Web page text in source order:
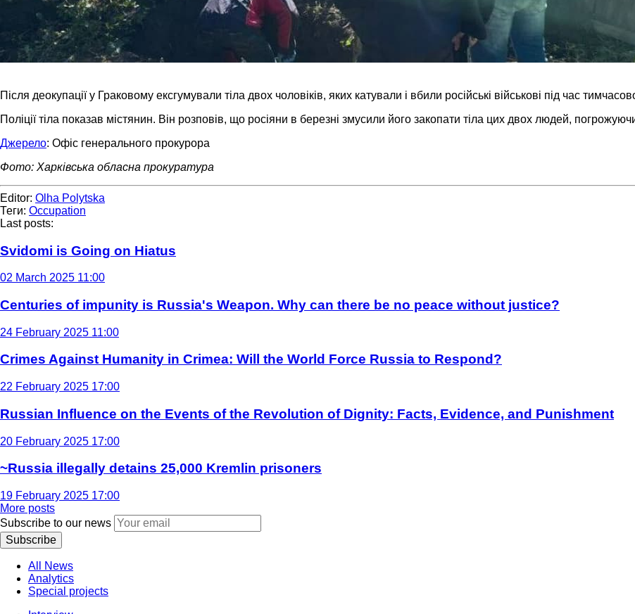
Після деокупації у Граковому ексгумували тіла двох чоловіків, яких катували і вбили російські військові під час
Поліції тіла показав містянин. Він розповів, що росіяни в березні змусили його закопати тіла цих двох людей,
Джерело: Офіс генерального прокурора
Фото: Харківська обласна прокуратура
Editor: Olha Polytska
Теги: Occupation
Last posts:
Svidomi is Going on Hiatus
02 March 2025 11:00
Centuries of impunity is Russia's Weapon. Why can there be no peace without justice?
24 February 2025 11:00
Crimes Against Humanity in Crimea: Will the World Force Russia to Respond?
22 February 2025 17:00
Russian Influence on the Events of the Revolution of Dignity: Facts, Evidence, and Punishment
20 February 2025 17:00
~Russia illegally detains 25,000 Kremlin prisoners
19 February 2025 17:00
More posts
Subscribe to our news
Subscribe
All News
Analytics
Special projects